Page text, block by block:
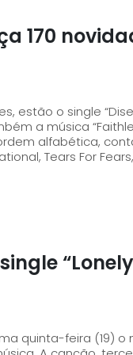
170
estão o single
a música
Tears For
quinta-feira (19) o